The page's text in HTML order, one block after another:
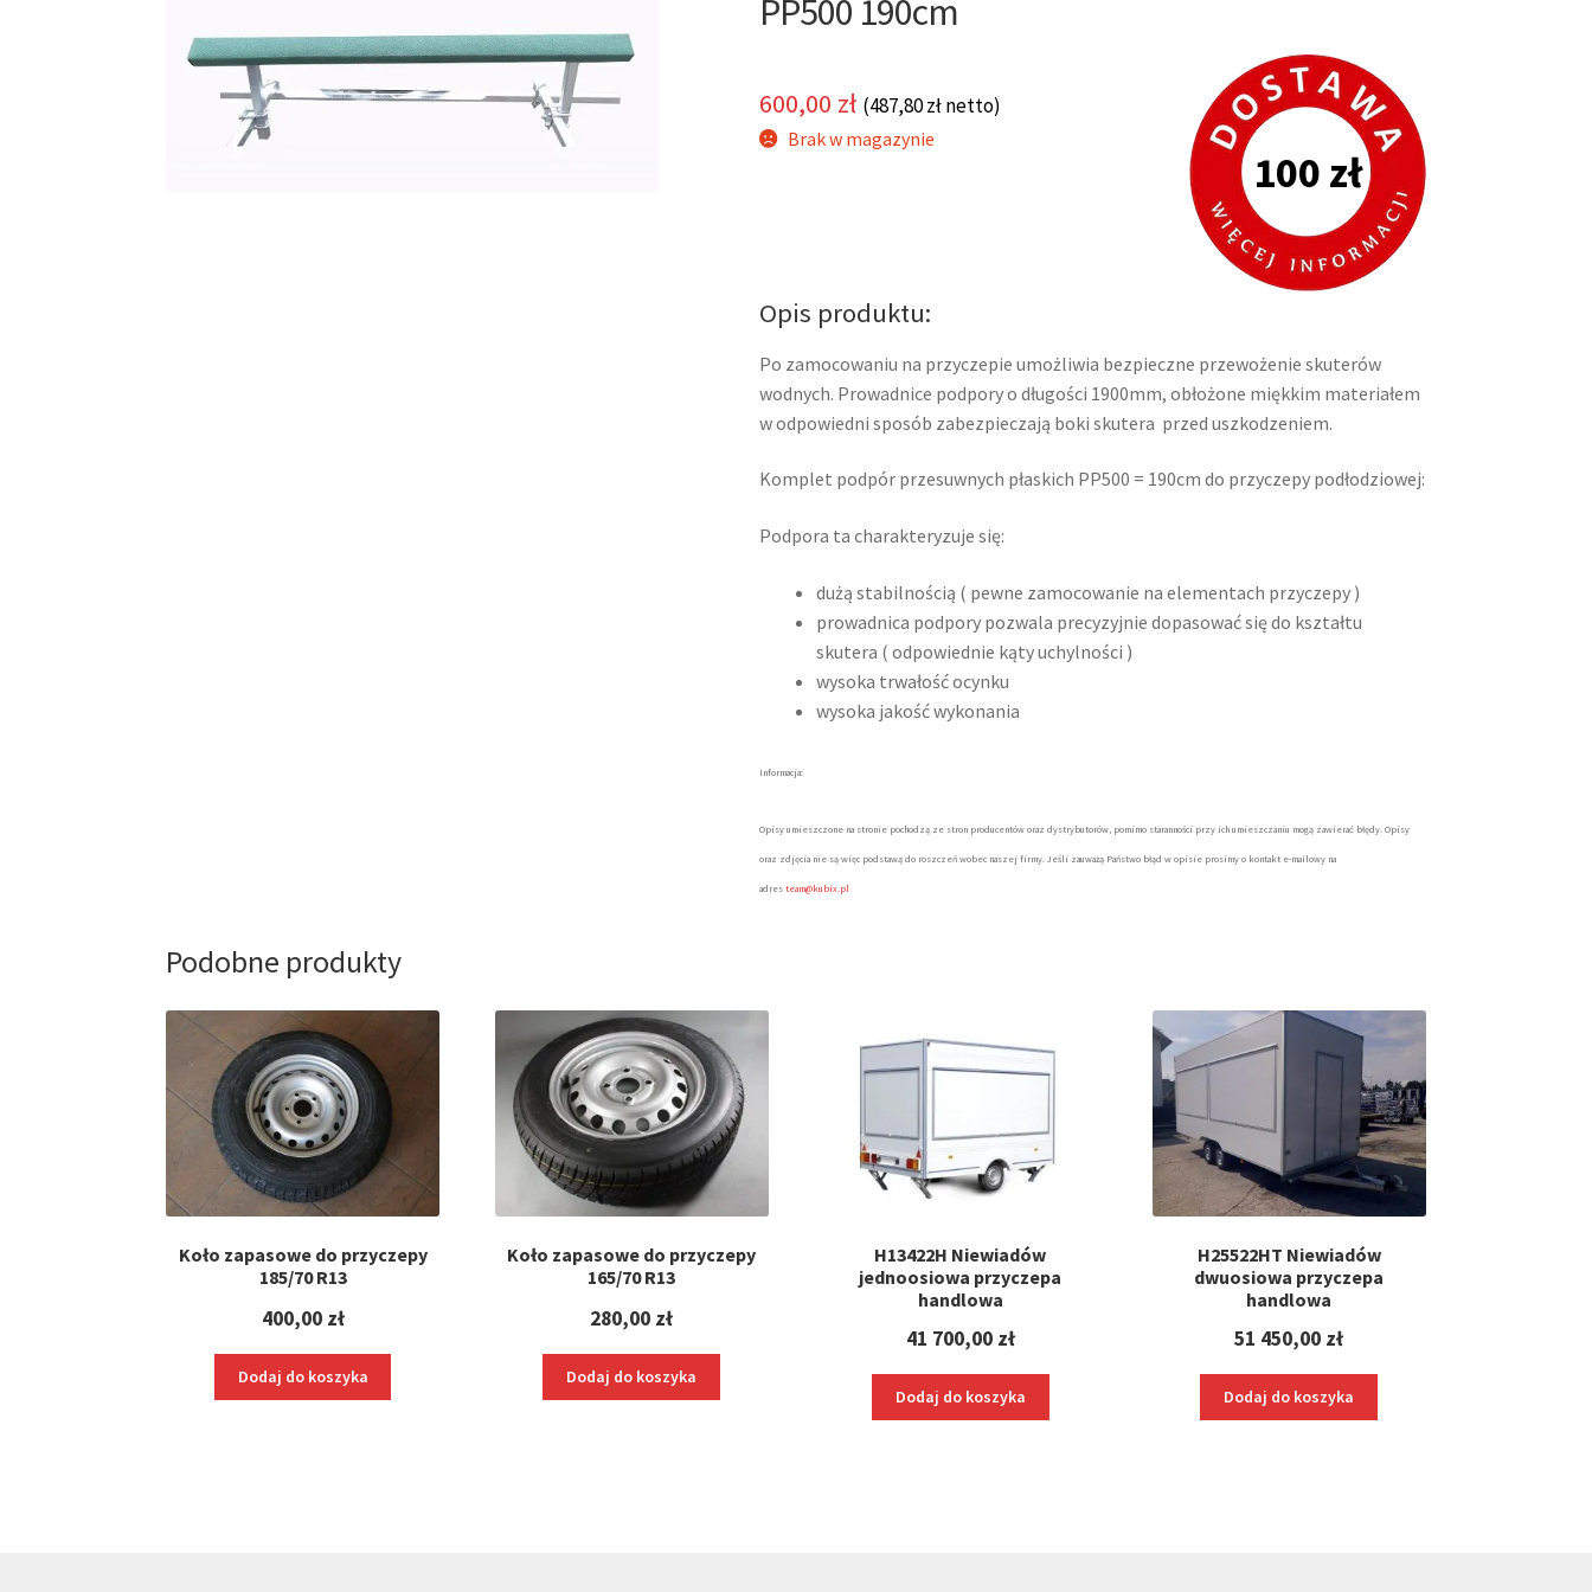
PP500 190cm
600,00 zł (487,80złnetto)
100 zł
Brak w magazynie
Opis produktu:
Po zamocowaniu na przyczepie umożliwia bezpieczne przewożenie skuterów
wodnych. Prowadnice podpory o długości 1900mm, obłożone miękkim materiałem
w odpowiedni sposób zabezpieczają boki skutera przed uszkodzeniem.
Komplet podpór przesuwnych płaskich PP500 = 190cm do przyczepy podłodziowej:
Podpora ta charakteryzuje się:
dużą stabilnością ( pewne zamocowanie na elementach przyczepy )
prowadnica podpory pozwala precyzyjnie dopasować się do kształtu
skutera ( odpowiednie kąty uchylności )
wysoka trwałość ocynku
wysoka jakość wykonania
Informacja:
Opisy umieszczone na stronie pochodzą ze stron producentów oraz dystrybutorów, pomimo staranności przy ich umieszczaniu mogą zawierać błędy. Opisy
oraz zdjęcia nie są więc podstawą do roszczeń wobec naszej firmy. Jeśli zauważą Państwo błąd w opisie prosimy o kontakt e-mailowy na
adres team@kubix.pl
Podobne produkty
Koło zapasowe do przyczepy
185/70 R13
400,00 zł
Dodaj do koszyka
Koło zapasowe do przyczepy
165/70 R13
280,00 zł
Dodaj do koszyka
H13422H Niewiadów
jednoosiowa przyczepa
handlowa
41 700,00 zł
Dodaj do koszyka
H25522HT Niewiadów
dwuosiowa przyczepa
handlowa
51 450,00 zł
Dodaj do koszyka